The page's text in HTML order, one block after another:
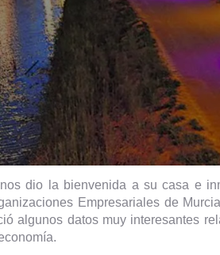
dio la bienvenida a su casa e
Empresariales de
algunos datos muy interesantes